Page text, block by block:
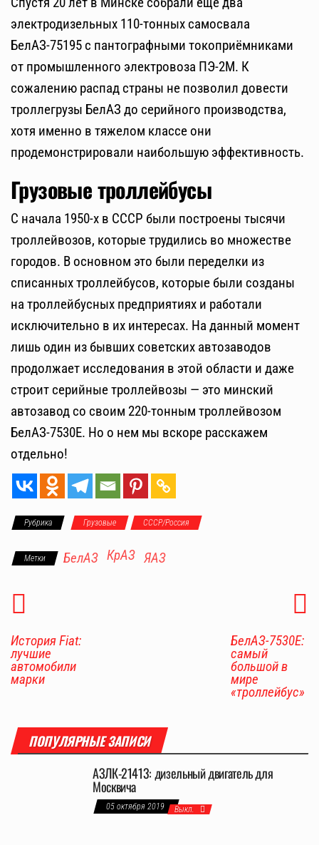
электродизельных 110-тонных самосвала
БелАЗ-75195 с пантографными токоприёмниками
от промышленного электровоза ПЭ-2М. К
сожалению распад страны не позволил довести
троллегрузы БелАЗ до серийного производства,
хотя именно в тяжелом классе они
продемонстрировали наибольшую эффективность.
Грузовые троллейбусы
С начала 1950-х в СССР были построены тысячи
троллейвозов, которые трудились во множестве
городов. В основном это были переделки из
списанных троллейбусов, которые были созданы
на троллейбусных предприятиях и работали
исключительно в их интересах. На данный момент
лишь один из бывших советских автозаводов
продолжает исследования в этой области и даже
строит серийные троллейвозы — это минский
автозавод со своим 220-тонным троллейвозом
БелАЗ-7530Е. Но о нем мы вскоре расскажем
отдельно!
Рубрика Грузовые СССР/Россия
Метки БелАЗ КрАЗ ЯАЗ
История Fiat:
лучшие
автомобили
марки
БелАЗ-7530Е:
самый
большой в
мире
«троллейбус»
ПОПУЛЯРНЫЕ ЗАПИСИ
АЗЛК-21413: дизельный двигатель для
Москвича
05 октября 2019 Выкл.